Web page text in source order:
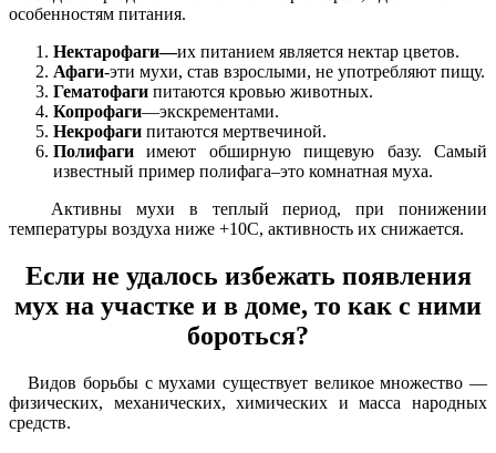
особенностям питания.
Нектарофаги—их питанием является нектар цветов.
Афаги-эти мухи, став взрослыми, не употребляют пищу.
Гематофаги питаются кровью животных.
Копрофаги—экскрементами.
Некрофаги питаются мертвечиной.
Полифаги имеют обширную пищевую базу. Самый
известный пример полифага–это комнатная муха.
Активны мухи в теплый период, при понижении
температуры воздуха ниже +10С, активность их снижается.
Если не удалось избежать появления
мух на участке и в доме, то как с ними
бороться?
Видов борьбы с мухами существует великое множество —
физических, механических, химических и масса народных
средств.